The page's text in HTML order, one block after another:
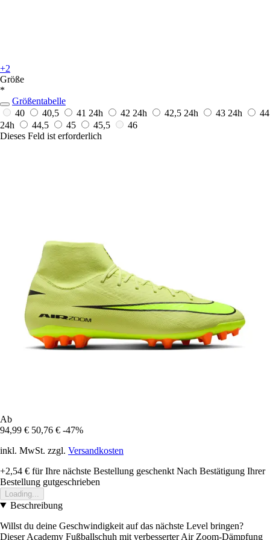
+2
Größe
*
Größentabelle
40
40,5 41 24h 42 24h 42,5 24h 43 24h
44
24h
44,5 45 45,5
46
Dieses Feld ist erforderlich
Ab
94,99 € 50,76 € -47%
inkl. MwSt. zzgl. Versandkosten
+2,54 € für Ihre nächste Bestellung geschenkt Nach Bestätigung Ihrer
Bestellung gutgeschrieben
Loading...
Beschreibung
Willst du deine Geschwindigkeit auf das nächste Level bringen?
Dieser Academy Fußballschuh mit verbesserter Air Zoom-Dämpfung